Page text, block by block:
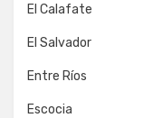
El Calafate
El Salvador
Entre Ríos
Escocia